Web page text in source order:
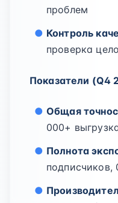
проблем
Контроль
проверка
Показатели (Q4
Общая
000+
Полнота
подписчиков,